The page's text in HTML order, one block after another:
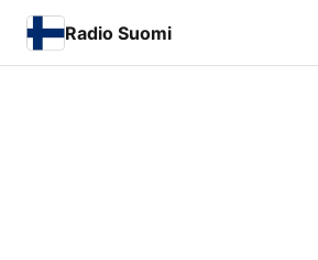
Radio Suomi